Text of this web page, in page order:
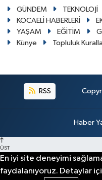
GÜNDEM TEKNOLOJİ
KOCAELİ HABERLERİ
YAŞAM
EĞİTİM
Künye
Topluluk
RSS
Haber
ÜST
En iyi site deneyimi
faydalanıyoruz. Detaylar